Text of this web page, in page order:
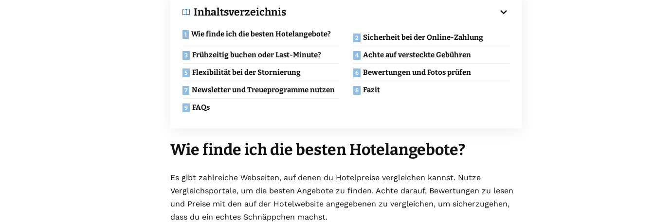
Inhaltsverzeichnis
Wie finde ich die besten Hotelangebote?
Sicherheit bei der Online-Zahlung
Frühzeitig buchen oder Last-Minute?
Achte auf versteckte Gebühren
Flexibilität bei der Stornierung
Bewertungen und Fotos prüfen
Newsletter und Treueprogramme nutzen
Fazit
FAQs
Wie finde ich die besten Hotelangebote?
Es gibt zahlreiche Webseiten, auf denen du Hotelpreise vergleichen kannst. Nutze
Vergleichsportale, um die besten Angebote zu finden. Achte darauf, Bewertungen zu lesen
und Preise mit den auf der Hotelwebsite angegebenen zu vergleichen, um sicherzugehen,
dass du ein echtes Schnäppchen machst.